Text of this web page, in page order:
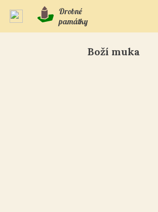
Drobné
památky
Boží muka